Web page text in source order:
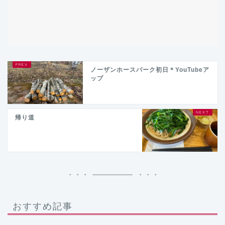
ノーザンホースパーク初日＊YouTubeア
ップ
帰り道
おすすめ記事